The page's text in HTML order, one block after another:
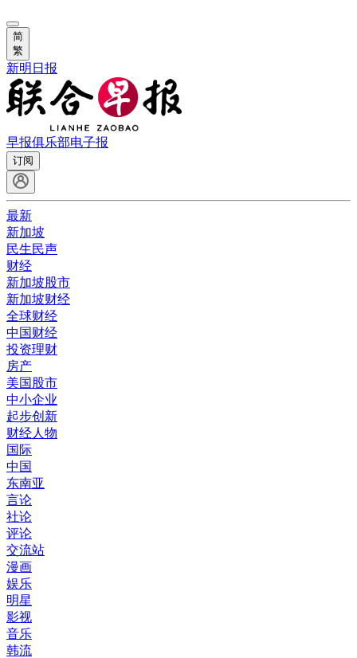
简
繁
新明日报
早报俱乐部电子报
订阅
最新
新加坡
民生民声
财经
新加坡股市
新加坡财经
全球财经
中国财经
投资理财
房产
美国股市
中小企业
起步创新
财经人物
国际
中国
东南亚
言论
社论
评论
交流站
漫画
娱乐
明星
影视
音乐
韩流